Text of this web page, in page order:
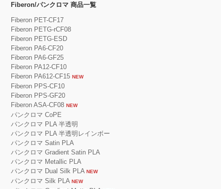
Fiberon/パンクロマ 商品一覧
Fiberon PET-CF17
Fiberon PETG-rCF08
Fiberon PETG-ESD
Fiberon PA6-CF20
Fiberon PA6-GF25
Fiberon PA12-CF10
Fiberon PA612-CF15 NEW
Fiberon PPS-CF10
Fiberon PPS-GF20
Fiberon ASA-CF08 NEW
パンクロマ CoPE
パンクロマ PLA 半透明
パンクロマ PLA 半透明レインボー
パンクロマ Satin PLA
パンクロマ Gradient Satin PLA
パンクロマ Metallic PLA
パンクロマ Dual Silk PLA NEW
パンクロマ Silk PLA NEW